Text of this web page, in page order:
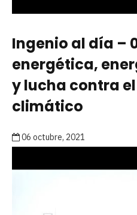
Ingenio al día –
energética,
y lucha contra
climático
06 octubre, 2021